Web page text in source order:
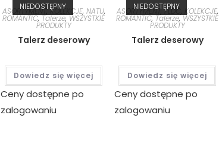
NIEDOSTĘPNY
ASORTYMENT, KOLEKCJE, NATU,
ROMANTIC,Talerze,WSZYSTKIE
PRODUKTY
Talerz deserowy
Dowiedz się więcej
Ceny dostępne po
zalogowaniu
NIEDOSTĘPNY
ASORTYMENT ,FLDC , KOLEKCJE,
ROMANTIC,Talerze,WSZYSTKIE
PRODUKTY
Talerz deserowy
Dowiedz się więcej
Ceny dostępne po
zalogowaniu